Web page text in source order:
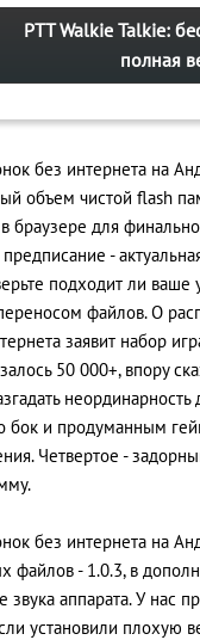
PTT Walkie Talkie:
полная
без интернета на
объем чистой flash
браузере для
-
подходит ли ваше
файлов. О
заявит набор
50 000+, впору
бок и продуманным
Четвертое -
без интернета на
файлов - 1.0.3, в
аппарата. У нас
установили